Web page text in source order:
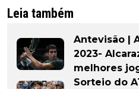
Leia também
Antevisão |
2023-
melhores
Sorteio do